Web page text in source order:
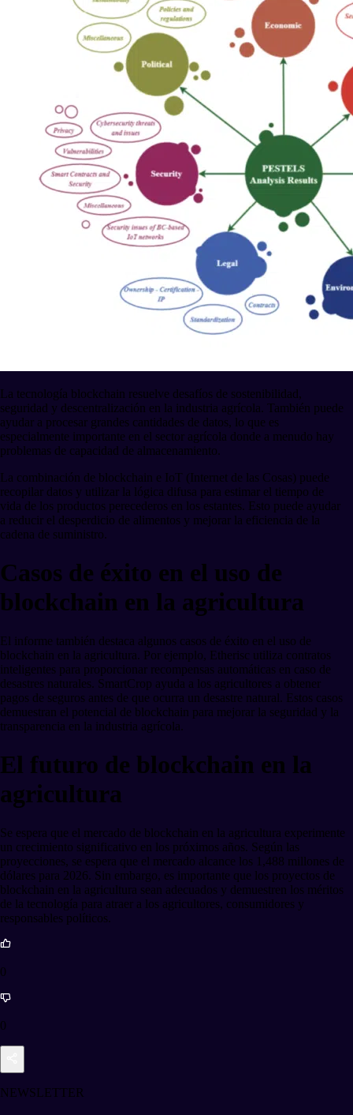
La tecnología blockchain resuelve desafíos de sostenibilidad,
seguridad y descentralización en la industria agrícola. También puede
ayudar a procesar grandes cantidades de datos, lo que es
especialmente importante en el sector agrícola donde a menudo hay
problemas de capacidad de almacenamiento.
La combinación de blockchain e IoT (Internet de las Cosas) puede
recopilar datos y utilizar la lógica difusa para estimar el tiempo de
vida de los productos perecederos en los estantes. Esto puede ayudar
a reducir el desperdicio de alimentos y mejorar la eficiencia de la
cadena de suministro.
Casos de éxito en el uso de
blockchain en la agricultura
El informe también destaca algunos casos de éxito en el uso de
blockchain en la agricultura. Por ejemplo, Etherisc utiliza contratos
inteligentes para proporcionar recompensas automáticas en caso de
desastres naturales. SmartCrop ayuda a los agricultores a obtener
pagos de seguros antes de que ocurra un desastre natural. Estos casos
demuestran el potencial de blockchain para mejorar la seguridad y la
transparencia en la industria agrícola.
El futuro de blockchain en la
agricultura
Se espera que el mercado de blockchain en la agricultura experimente
un crecimiento significativo en los próximos años. Según las
proyecciones, se espera que el mercado alcance los 1,488 millones de
dólares para 2026. Sin embargo, es importante que los proyectos de
blockchain en la agricultura sean adecuados y demuestren los méritos
de la tecnología para atraer a los agricultores, consumidores y
responsables políticos.
0
0
NEWSLETTER